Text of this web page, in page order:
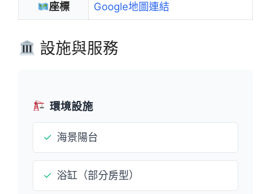
座標 Google地圖連結
設施與服務
環境設施
✓ 海景陽台
✓ 浴缸（部分房型）